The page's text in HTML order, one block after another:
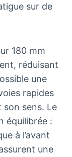
sur de
180 mm
réduisant
une
rapides
son sens. Le
équilibrée :
à l’avant
une